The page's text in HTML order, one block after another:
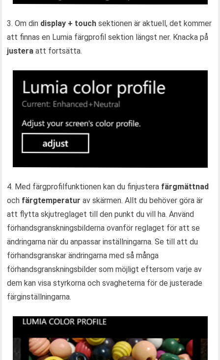
3. Om din display + touch sektionen är aktuell, det kommer
att finnas en Lumia färgprofil sektion längst ner. Knacka på
justera att fortsätta.
4. Med färgprofilfunktionen kan du finjustera färgmättnad
och färgtemperatur av skärmen. Allt du behöver göra är
att flytta skjutreglaget till den punkt du vill ha. Använd
förhandsgranskningsbilderna ovanför reglaget för att se
ändringarna när du anpassar inställningarna. Se till att du
förhandsgranskar ändringarna med så många
förhandsgranskningsbilder som möjligt eftersom varje av
dem kan visa styrkorna och svagheterna för de justerade
färginställningarna.